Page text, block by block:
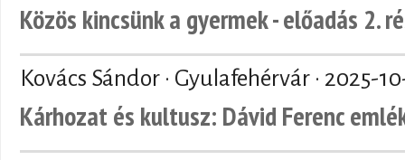
Közös kincsünk a gyermek - előadás 2.
Kovács Sándor · Gyulafehérvár · 2025-
Kárhozat és kultusz: Dávid Ferenc